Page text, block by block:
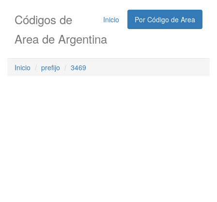
Inicio Por Código de Area
Códigos de
Area de Argentina
Inicio prefijo 3469